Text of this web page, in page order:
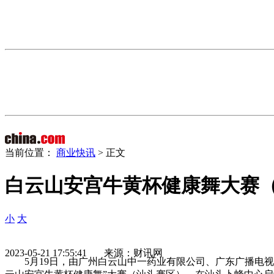
当前位置： 商业快讯 > 正文
白云山安宫牛黄杯健康舞大赛
小 大
2023-05-21 17:55:41 来源：财讯网
5月19日，由广州白云山中一药业有限公司、广东广播电